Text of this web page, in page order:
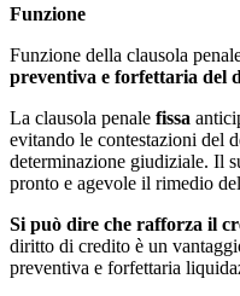
Funzione
Funzione della clausola
preventiva e forfettaria del
La clausola penale fissa
evitando le contestazioni del
determinazione giudiziale. Il
pronto e agevole il rimedio
Si può dire che rafforza il
diritto di credito è un
preventiva e forfettaria